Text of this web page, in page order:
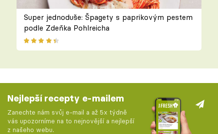
Super jednoduše: Špagety s paprikovým pestem
podle Zdeňka Pohlreicha
Nejlepší recepty e-mailem
Zanechte nám svůj e-mail a až 5x týdně
vás upozorníme na to nejnovější a nejlepší
z našeho webu.